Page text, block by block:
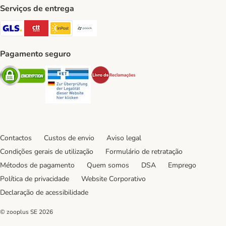
Serviços de entrega
GLS Shipping Method
CTTExpress Shipping Method
InPost Shipping Method
Pagamento seguro
Security Security
Contactos Custos de envio
Aviso legal
Condições gerais de utilização
Formulário de retratação
Métodos de pagamento
Quem somos DSA
Emprego
Política de privacidade
Website Corporativo
Declaração de acessibilidade
© zooplus SE 2026